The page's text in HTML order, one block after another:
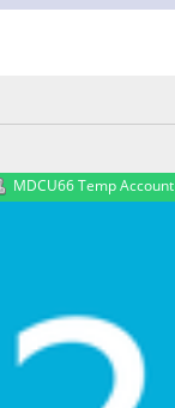
MDCU66 Temp Account